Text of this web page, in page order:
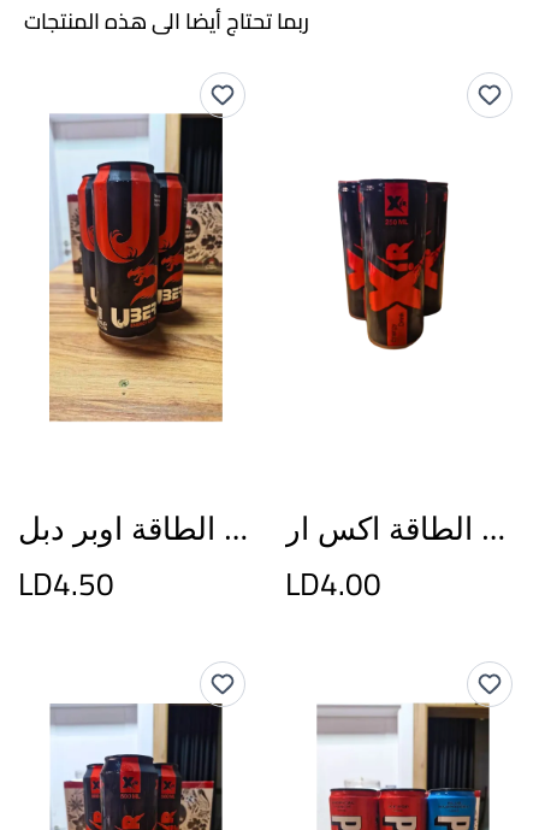
ربما تحتاج أيضا الى هذه المنتجات
مشروب الطاقة اوبر دبل
LD4.50
مشروب الطاقة اكس ار
LD4.00